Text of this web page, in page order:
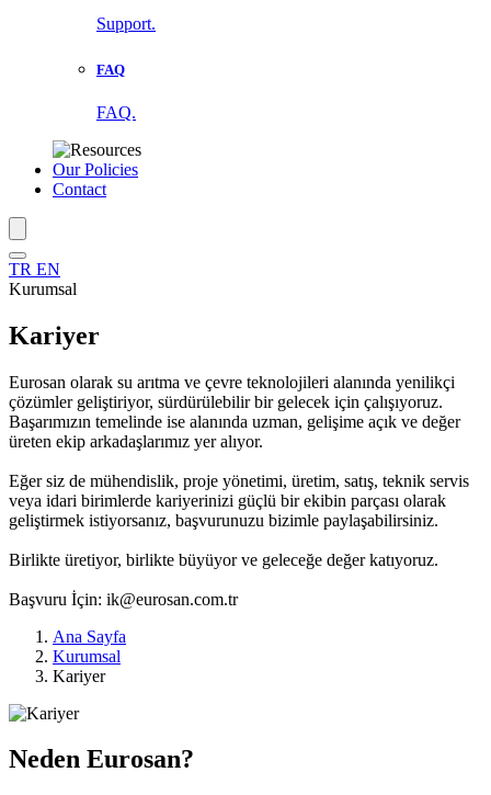
Support.
FAQ
FAQ.
Our Policies
Contact
TR EN
Kurumsal
Kariyer
Eurosan olarak su arıtma ve çevre teknolojileri alanında yenilikçi
çözümler geliştiriyor, sürdürülebilir bir gelecek için çalışıyoruz.
Başarımızın temelinde ise alanında uzman, gelişime açık ve değer
üreten ekip arkadaşlarımız yer alıyor.
Eğer siz de mühendislik, proje yönetimi, üretim, satış, teknik servis
veya idari birimlerde kariyerinizi güçlü bir ekibin parçası olarak
geliştirmek istiyorsanız, başvurunuzu bizimle paylaşabilirsiniz.
Birlikte üretiyor, birlikte büyüyor ve geleceğe değer katıyoruz.
Başvuru İçin: ik@eurosan.com.tr
Ana Sayfa
Kurumsal
Kariyer
Neden Eurosan?